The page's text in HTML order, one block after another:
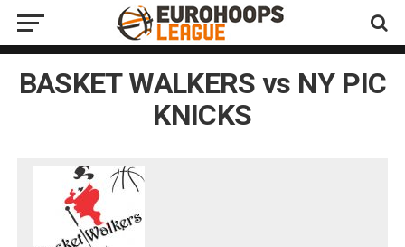
BASKET WALKERS vs NY PIC
KNICKS